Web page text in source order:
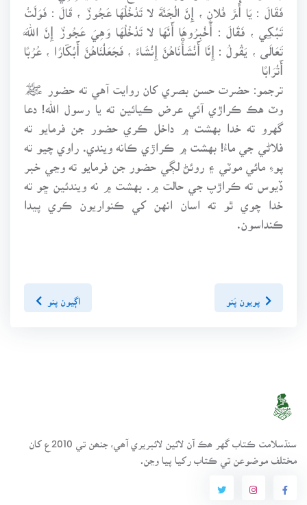
فَقَالَ : يَا أُمَّ فُلانٍ ، إِنَّ الْجَنَّةَ لا تَدْخُلُهَا عَجُوزٌ ، قَالَ : فَوَلَّتْ
تَبْكِي ، فَقَالَ : أَخْبِرُوهَا أَنَّهَا لا تَدْخُلُهَا وَهِيَ عَجُوزٌ إِنَّ اللَّهَ
تَعَالَى ، يَقُولُ : إِنَّا أَنْشَأْنَاهُنَّ إِنْشَاءً ، فَجَعَلْنَاهُنَّ أَبْكَارًا ، عُرُبًا
أَتْرَابًا
ترجمو: حضرت حسن بصري کان روايت آهي ته حضور ﷺ
وٽ هڪ ڪراڙي آئي عرض ڪيائين ته يا رسول الله! دعا
گهرو ته خدا بهشت ۾ داخل ڪري حضور جن فرمايو ته
فلاڻي جي ماءُ! بهشت ۾ ڪراڙي ڪانه ويندي. راوي چيو ته
پوءِ مائي موٽي ۽ روئڻ لڳي حضور جن فرمايو ته وڃي خبر
ڏيوس ته ڪراڙپ جي حالت ۾. بهشت ۾ نه ويندئين ڇو ته
خدا چوي ٿو ته اسان انهن کي ڪنواريون ڪري پيدا
ڪنداسون.
پويون پَنو اڳيون پنو
سنڌسلامت ڪتاب گهر ھڪ آن لائين لائبريري آھي، جنھن تي 2010ع کان
مختلف موضوعن تي ڪتاب رکيا پيا وڃن.